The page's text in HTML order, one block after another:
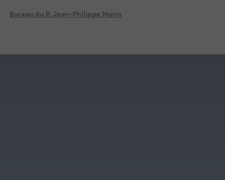
Bureau du P. Jean-Philippe Morin